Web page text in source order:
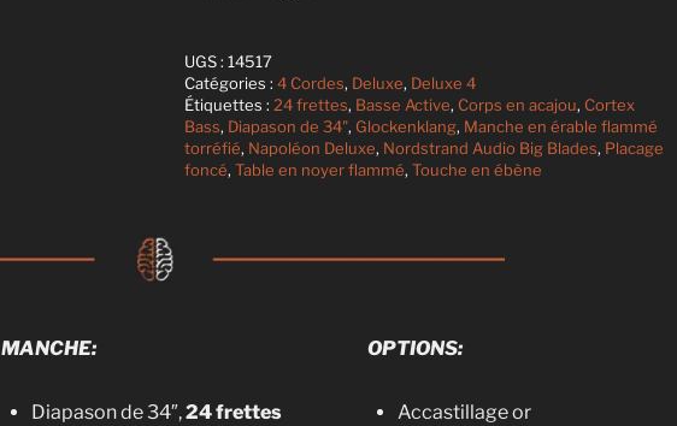
UGS : 14517
Catégories : 4 Cordes, Deluxe, Deluxe 4
Étiquettes : 24 frettes, Basse Active, Corps en acajou, Cortex
Bass, Diapason de 34", Glockenklang, Manche en érable flammé
torréfié, Napoléon Deluxe, Nordstrand Audio Big Blades, Placage
foncé, Table en noyer flammé, Touche en ébène
MANCHE:
Diapason de 34″,24 frettes
OPTIONS:
Accastillage or